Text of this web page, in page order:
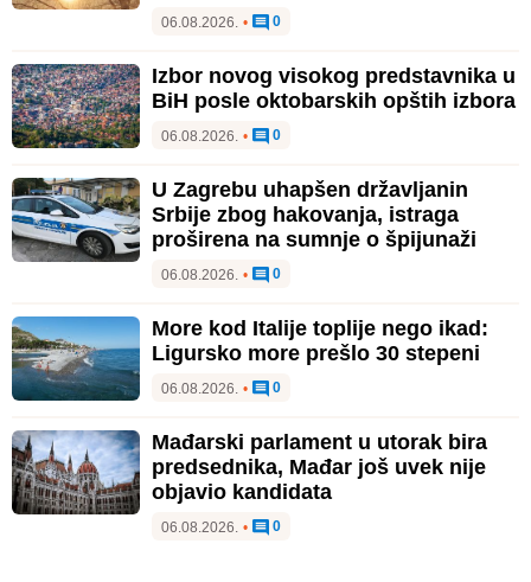
06.08.2026. • 0
Izbor novog visokog predstavnika u
BiH posle oktobarskih opštih izbora
06.08.2026. • 0
U Zagrebu uhapšen državljanin
Srbije zbog hakovanja, istraga
proširena na sumnje o špijunaži
06.08.2026. • 0
More kod Italije toplije nego ikad:
Ligursko more prešlo 30 stepeni
06.08.2026. • 0
Mađarski parlament u utorak bira
predsednika, Mađar još uvek nije
objavio kandidata
06.08.2026. • 0